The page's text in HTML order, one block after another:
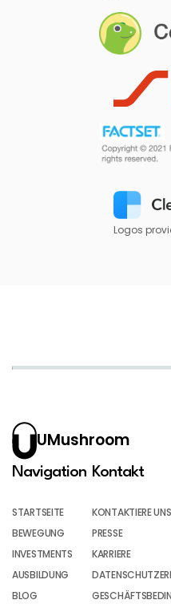
Logos
UMushroom
Navigation
STARTSEITE
BEWEGUNG
INVESTMENTS
AUSBILDUNG
BLOG
Kontakt
KONTAKTIERE UNS
PRESSE
KARRIERE